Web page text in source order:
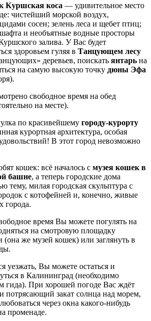
Куршская коса — удивительное место
чистейший морской воздух,
сосен; зелень леса и щебет птиц;
и необъятные водные просторы
залива. У Вас будет
здоровьем гуляя в Танцующем лесу
деревьев, поискать янтарь на
на самую высокую точку дюны Эфа
свободное время на обед
на месте).
по красивейшему городу-курорту
курортная архитектура, особая
В этот город невозможно
кошек: всё началось с музея кошек в
башне, а теперь городские дома
тему, милая городская скульптура с
с котофейней и, конечно, живые
города.
время Вы можете погулять на
на смотровую площадку
же музей кошек) или заглянуть в
уезжать, Вы можете остаться и
в Калининград (необходимо
гида). При хорошей погоде Вас ждёт
потрясающий закат солнца над морем,
через окна какого-нибудь
променаде.